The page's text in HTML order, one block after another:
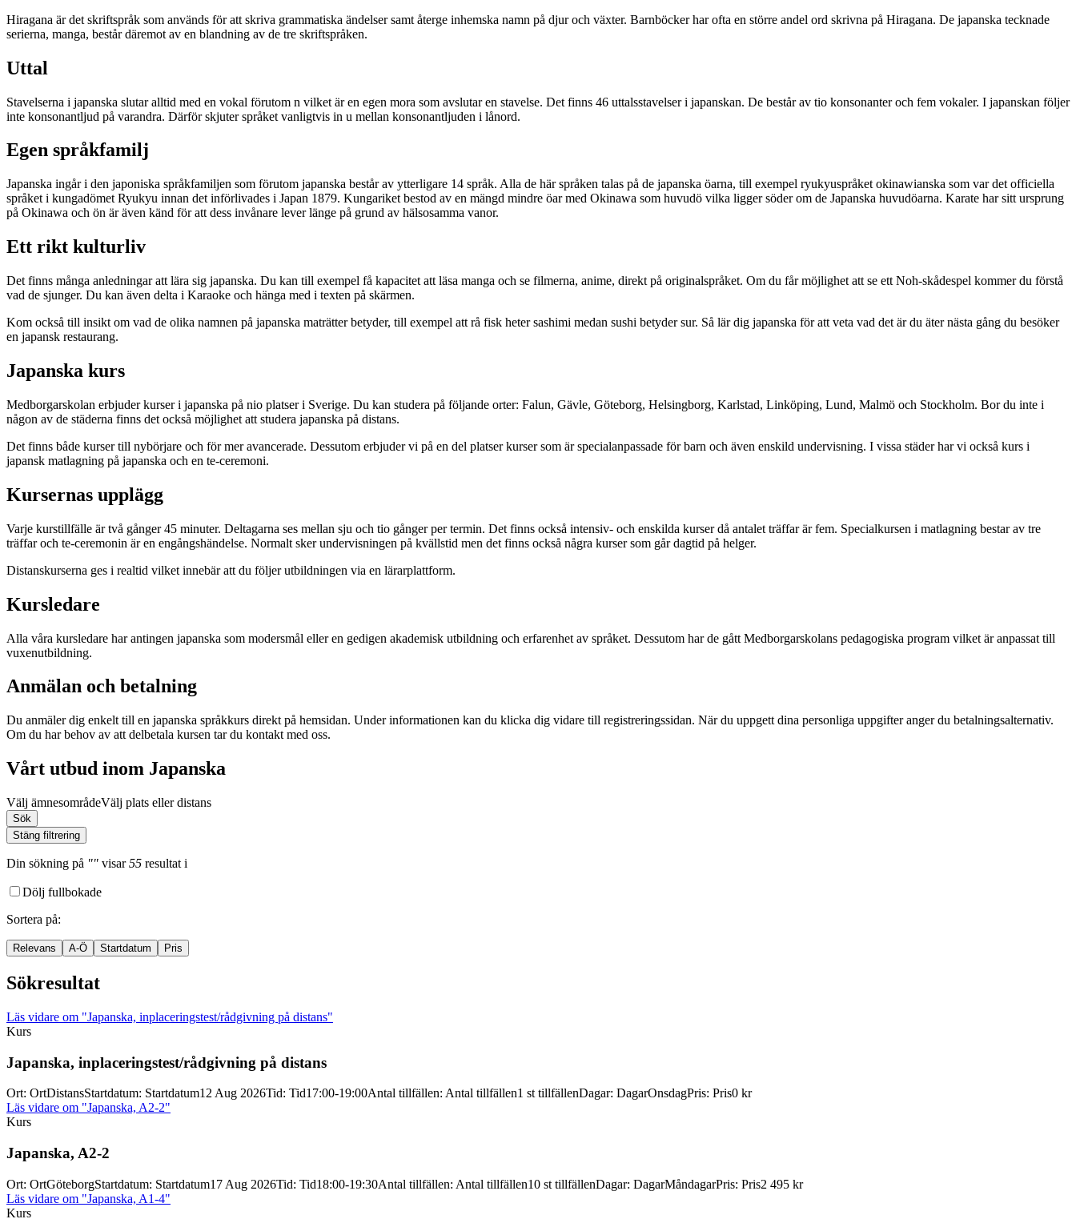
Hiragana är det skriftspråk som används för att skriva grammatiska ändelser samt återge inhemska namn på djur och växter. Barnböcker har ofta en större andel ord skrivna på Hiragana. De japanska tecknade
serierna, manga, består däremot av en blandning av de tre skriftspråken.
Uttal
Stavelserna i japanska slutar alltid med en vokal förutom n vilket är en egen mora som avslutar en stavelse. Det finns 46 uttalsstavelser i japanskan. De består av tio konsonanter och fem vokaler. I japanskan följer
inte konsonantljud på varandra. Därför skjuter språket vanligtvis in u mellan konsonantljuden i lånord.
Egen språkfamilj
Japanska ingår i den japoniska språkfamiljen som förutom japanska består av ytterligare 14 språk. Alla de här språken talas på de japanska öarna, till exempel ryukyuspråket okinawianska som var det officiella
språket i kungadömet Ryukyu innan det införlivades i Japan 1879. Kungariket bestod av en mängd mindre öar med Okinawa som huvudö vilka ligger söder om de Japanska huvudöarna. Karate har sitt ursprung
på Okinawa och ön är även känd för att dess invånare lever länge på grund av hälsosamma vanor.
Ett rikt kulturliv
Det finns många anledningar att lära sig japanska. Du kan till exempel få kapacitet att läsa manga och se filmerna, anime, direkt på originalspråket. Om du får möjlighet att se ett Noh-skådespel kommer du förstå
vad de sjunger. Du kan även delta i Karaoke och hänga med i texten på skärmen.
Kom också till insikt om vad de olika namnen på japanska maträtter betyder, till exempel att rå fisk heter sashimi medan sushi betyder sur. Så lär dig japanska för att veta vad det är du äter nästa gång du besöker
en japansk restaurang.
Japanska kurs
Medborgarskolan erbjuder kurser i japanska på nio platser i Sverige. Du kan studera på följande orter: Falun, Gävle, Göteborg, Helsingborg, Karlstad, Linköping, Lund, Malmö och Stockholm. Bor du inte i
någon av de städerna finns det också möjlighet att studera japanska på distans.
Det finns både kurser till nybörjare och för mer avancerade. Dessutom erbjuder vi på en del platser kurser som är specialanpassade för barn och även enskild undervisning. I vissa städer har vi också kurs i
japansk matlagning på japanska och en te-ceremoni.
Kursernas upplägg
Varje kurstillfälle är två gånger 45 minuter. Deltagarna ses mellan sju och tio gånger per termin. Det finns också intensiv- och enskilda kurser då antalet träffar är fem. Specialkursen i matlagning bestar av tre
träffar och te-ceremonin är en engångshändelse. Normalt sker undervisningen på kvällstid men det finns också några kurser som går dagtid på helger.
Distanskurserna ges i realtid vilket innebär att du följer utbildningen via en lärarplattform.
Kursledare
Alla våra kursledare har antingen japanska som modersmål eller en gedigen akademisk utbildning och erfarenhet av språket. Dessutom har de gått Medborgarskolans pedagogiska program vilket är anpassat till
vuxenutbildning.
Anmälan och betalning
Du anmäler dig enkelt till en japanska språkkurs direkt på hemsidan. Under informationen kan du klicka dig vidare till registreringssidan. När du uppgett dina personliga uppgifter anger du betalningsalternativ.
Om du har behov av att delbetala kursen tar du kontakt med oss.
Vårt utbud inom Japanska
Välj ämnesområdeVälj plats eller distans
Sök
Stäng filtrering
Din sökning på "" visar55 resultat i
Dölj fullbokade
Sortera på:
Relevans A-Ö Startdatum Pris
Sökresultat
Läs vidare om "Japanska, inplaceringstest/rådgivning på distans"
Kurs
Japanska, inplaceringstest/rådgivning på distans
Ort: OrtDistansStartdatum: Startdatum12 Aug 2026Tid: Tid17:00-19:00Antal tillfällen: Antal tillfällen1 st tillfällenDagar: DagarOnsdagPris: Pris0 kr
Läs vidare om "Japanska, A2-2"
Kurs
Japanska, A2-2
Ort: OrtGöteborgStartdatum: Startdatum17 Aug 2026Tid: Tid18:00-19:30Antal tillfällen: Antal tillfällen10 st tillfällenDagar: DagarMåndagarPris: Pris2 495 kr
Läs vidare om "Japanska, A1-4"
Kurs